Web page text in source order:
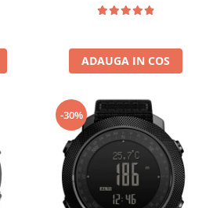
ADAUGA IN COS
-30%